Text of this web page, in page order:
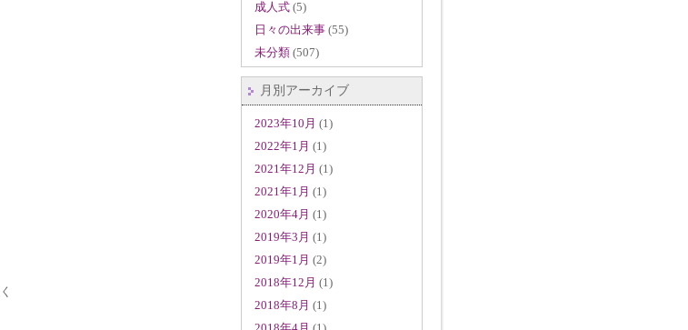
成人式 (5)
日々の出来事 (55)
未分類 (507)
月別アーカイブ
2023年10月 (1)
2022年1月 (1)
2021年12月 (1)
2021年1月 (1)
2020年4月 (1)
2019年3月 (1)
2019年1月 (2)
2018年12月 (1)
2018年8月 (1)